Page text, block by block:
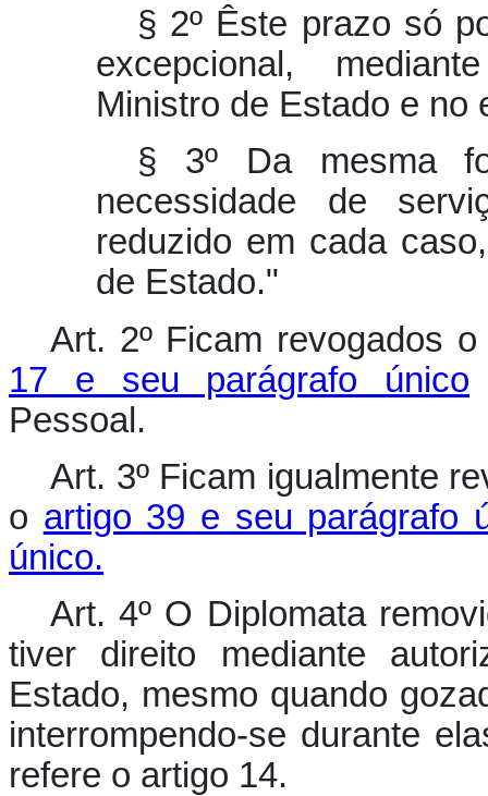
§ 2º Êste prazo só
excepcional,
Ministro de Estado e no
§ 3º Da mesma
necessidade de
reduzido em cada
de Estado."
Art. 2º Ficam revogados
17 e seu parágrafo único
Pessoal.
Art. 3º Ficam igualmente
o artigo 39 e seu parágrafo
único.
Art. 4º O Diplomata
tiver direito mediante
Estado, mesmo quando
interrompendo-se durante
refere o artigo 14.